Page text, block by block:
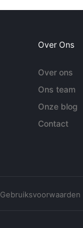
Over Ons
Over ons
Ons team
Onze blog
Contact
Gebruiksvoorwaarden